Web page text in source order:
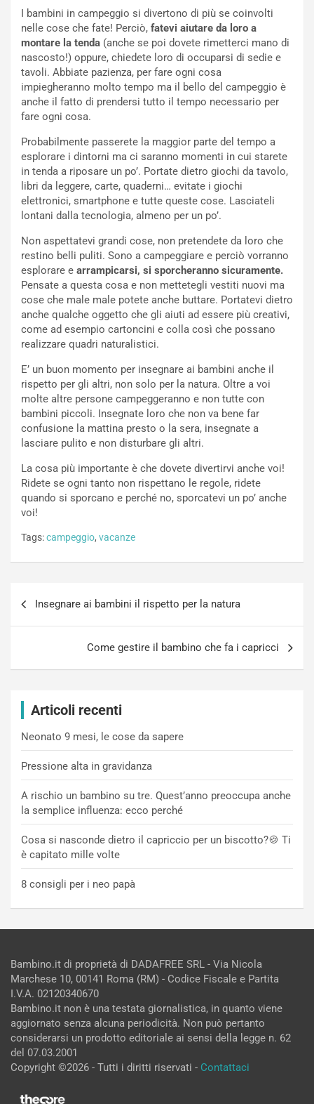
I bambini in campeggio si divertono di più se coinvolti
nelle cose che fate! Perciò, fatevi aiutare da loro a
montare la tenda (anche se poi dovete rimetterci mano di
nascosto!) oppure, chiedete loro di occuparsi di sedie e
tavoli. Abbiate pazienza, per fare ogni cosa
impiegheranno molto tempo ma il bello del campeggio è
anche il fatto di prendersi tutto il tempo necessario per
fare ogni cosa.
Probabilmente passerete la maggior parte del tempo a
esplorare i dintorni ma ci saranno momenti in cui starete
in tenda a riposare un po’. Portate dietro giochi da tavolo,
libri da leggere, carte, quaderni… evitate i giochi
elettronici, smartphone e tutte queste cose. Lasciateli
lontani dalla tecnologia, almeno per un po’.
Non aspettatevi grandi cose, non pretendete da loro che
restino belli puliti. Sono a campeggiare e perciò vorranno
esplorare e arrampicarsi, si sporcheranno sicuramente.
Pensate a questa cosa e non mettetegli vestiti nuovi ma
cose che male male potete anche buttare. Portatevi dietro
anche qualche oggetto che gli aiuti ad essere più creativi,
come ad esempio cartoncini e colla così che possano
realizzare quadri naturalistici.
E’ un buon momento per insegnare ai bambini anche il
rispetto per gli altri, non solo per la natura. Oltre a voi
molte altre persone campeggeranno e non tutte con
bambini piccoli. Insegnate loro che non va bene far
confusione la mattina presto o la sera, insegnate a
lasciare pulito e non disturbare gli altri.
La cosa più importante è che dovete divertirvi anche voi!
Ridete se ogni tanto non rispettano le regole, ridete
quando si sporcano e perché no, sporcatevi un po’ anche
voi!
Tags:campeggio, vacanze
articoli
Insegnare ai bambini il rispetto per la natura
Come gestire il bambino che fa i capricci
Articoli recenti
Neonato 9 mesi, le cose da sapere
Pressione alta in gravidanza
A rischio un bambino su tre. Quest’anno preoccupa anche
la semplice influenza: ecco perché
Cosa si nasconde dietro il capriccio per un biscotto?🍪 Ti
è capitato mille volte
8 consigli per i neo papà
Bambino.it di proprietà di DADAFREE SRL - Via Nicola
Marchese 10, 00141 Roma (RM) - Codice Fiscale e Partita
I.V.A. 02120340670
Bambino.it non è una testata giornalistica, in quanto viene
aggiornato senza alcuna periodicità. Non può pertanto
considerarsi un prodotto editoriale ai sensi della legge n. 62
del 07.03.2001
Copyright ©2026 - Tutti i diritti riservati - Contattaci